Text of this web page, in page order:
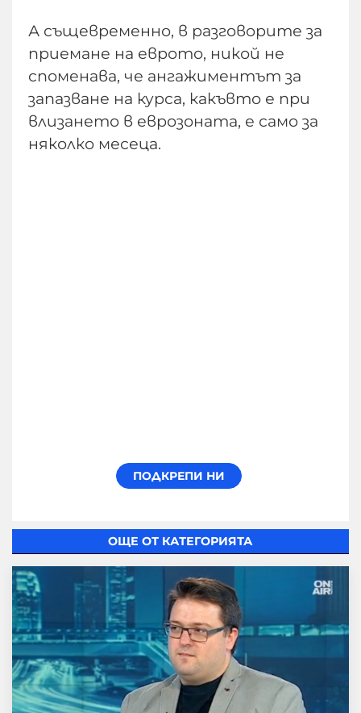
А същевременно, в разговорите за
приемане на еврото, никой не
споменава, че ангажиментът за
запазване на курса, какъвто е при
влизането в еврозоната, е само за
няколко месеца.
ОЩЕ ОТ КАТЕГОРИЯТА